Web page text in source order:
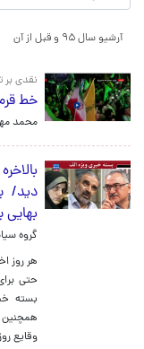
آرشیو سال ۹۵ و قبل از آن
نقدی بر
خط
محمد
دید/
بهایی
گروه
هر روز
حتی
بسته
وقایع